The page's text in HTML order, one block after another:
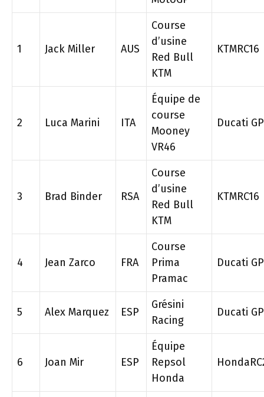
1 Jack Miller AUS
Course
d’usine
Red Bull
KTM
KTMRC16
2 Luca Marini ITA
Équipe de
course
Mooney
VR46
Ducati
3 Brad Binder RSA
Course
d’usine
Red Bull
KTM
KTMRC16
4 Jean Zarco FRA
Course
Prima
Pramac
Ducati
5 Alex Marquez ESP
Grésini
Racing
Ducati
6 Joan Mir ESP
Équipe
Repsol
Honda